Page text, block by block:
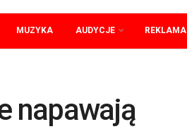
MUZYKA AUDYCJE REKLAMA
napawają